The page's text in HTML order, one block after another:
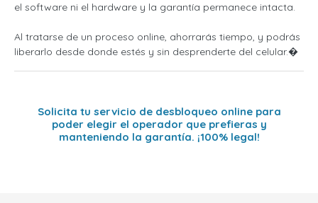
el software ni el hardware y la garantía permanece intacta.
Al tratarse de un proceso online, ahorrarás tiempo, y podrás
liberarlo desde donde estés y sin desprenderte del celular.�
Solicita tu servicio de desbloqueo online para
poder elegir el operador que prefieras y
manteniendo la garantía. ¡100% legal!